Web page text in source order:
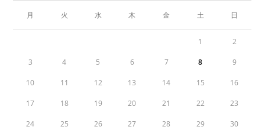
月 火 水 木 金 土 日
1 2
3 4 5 6 7 8 9
10 11 12 13 14 15 16
17 18 19 20 21 22 23
24 25 26 27 28 29 30